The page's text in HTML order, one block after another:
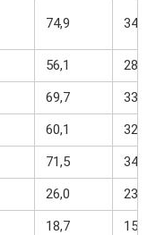
74,9 342
56,1
284
69,7
337
60,1
322
71,5
344
26,0
233
18,7
155